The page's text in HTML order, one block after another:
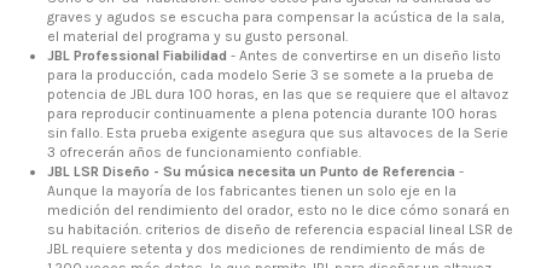
graves y agudos se escucha para compensar la acústica de la sala,
el material del programa y su gusto personal.
JBL Professional Fiabilidad - Antes de convertirse en un diseño listo
para la producción, cada modelo Serie 3 se somete a la prueba de
potencia de JBL dura 100 horas, en las que se requiere que el altavoz
para reproducir continuamente a plena potencia durante 100 horas
sin fallo. Esta prueba exigente asegura que sus altavoces de la Serie
3 ofrecerán años de funcionamiento confiable.
JBL LSR Diseño - Su música necesita un Punto de Referencia -
Aunque la mayoría de los fabricantes tienen un solo eje en la
medición del rendimiento del orador, esto no le dice cómo sonará en
su habitación. criterios de diseño de referencia espacial lineal LSR de
JBL requiere setenta y dos mediciones de rendimiento de más de